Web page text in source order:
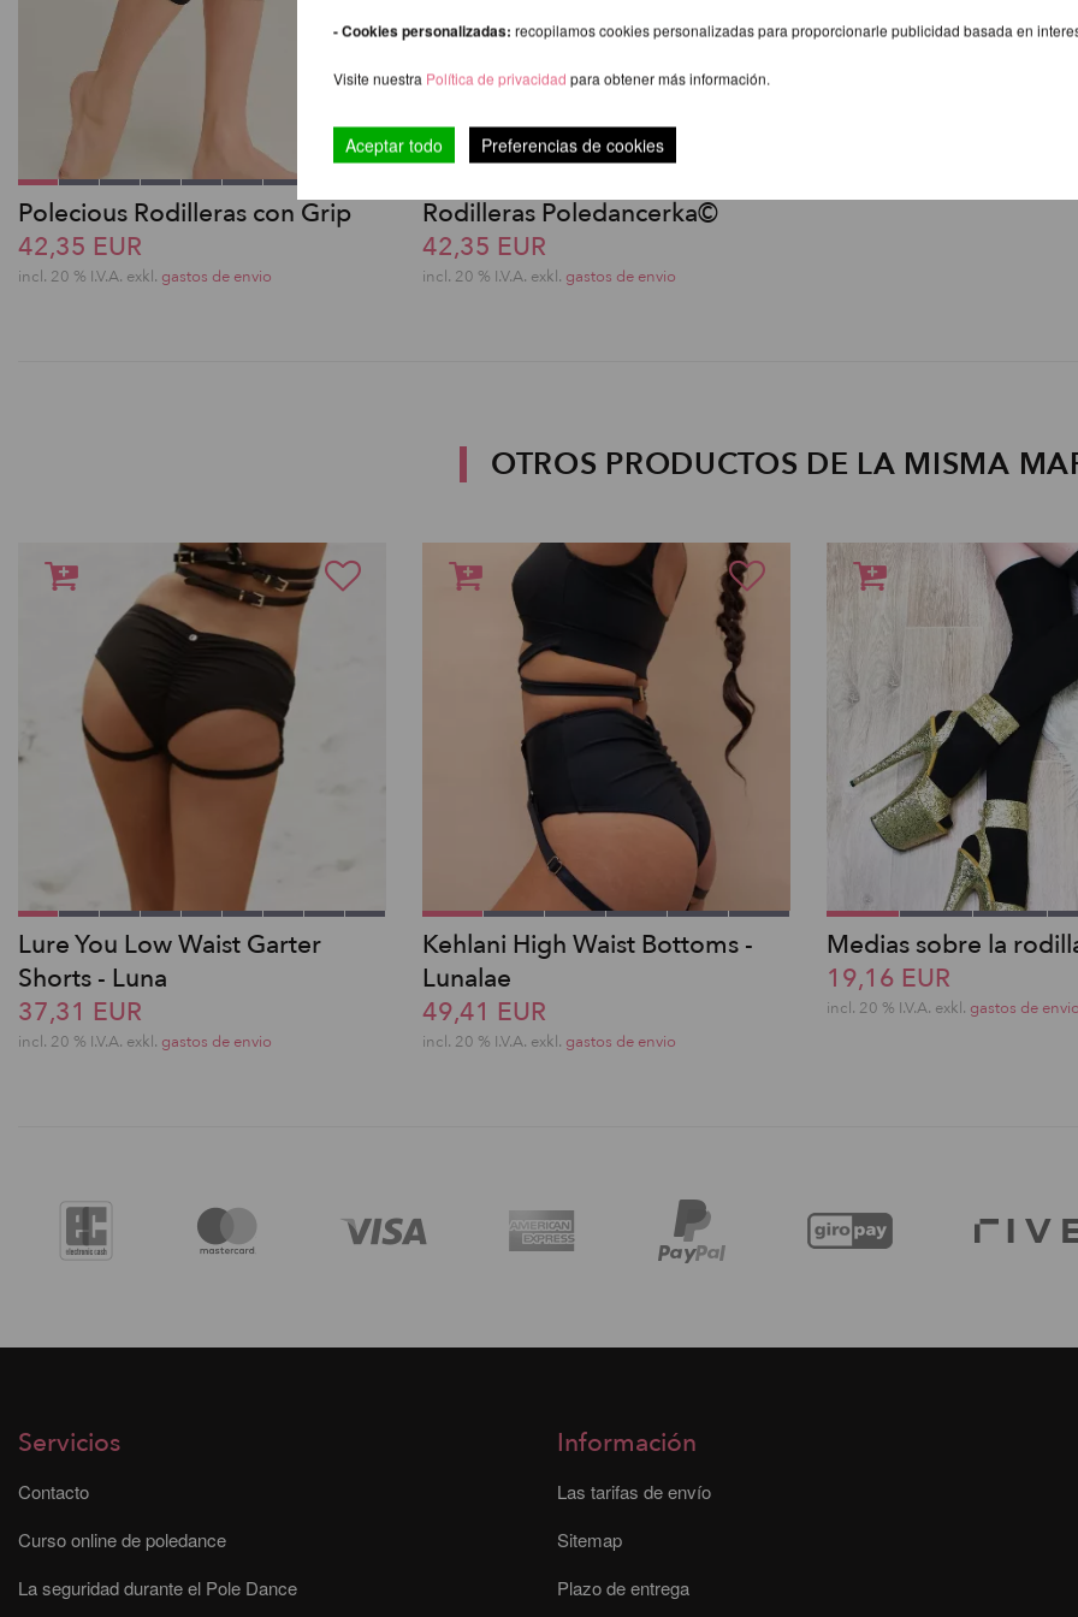
Polecious Rodilleras con Grip
42,35 EUR
incl. 20 % I.V.A. exkl. gastos de envio
Rodilleras Poledancerka©
42,35 EUR
incl. 20 % I.V.A. exkl. gastos de envio
OTROS PRODUCTOS DE LA MISMA
Lure You Low Waist Garter
Shorts - Luna
37,31 EUR
incl. 20 % I.V.A. exkl. gastos de envio
Kehlani High Waist Bottoms -
Lunalae
49,41 EUR
incl. 20 % I.V.A. exkl. gastos de envio
Medias sobre la
19,16 EUR
incl. 20 % I.V.A. exkl. gastos de envio
Servicios
Contacto
Curso online de poledance
La seguridad durante el Pole Dance
Información
Las tarifas de envío
Sitemap
Plazo de entrega
- Cookies personalizadas: recopilamos cookies personalizadas para proporcionarle publicidad basada en
Visite nuestra Política de privacidad para obtener más información.
Aceptar todo Preferencias de cookies